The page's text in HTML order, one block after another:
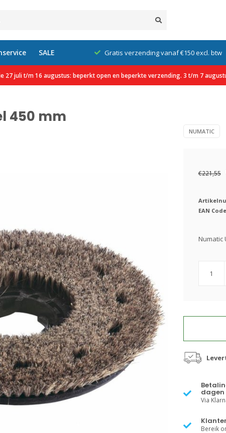
SALE
klanten Gratis verzending vanaf €150 excl. btw
27 juli t/m 16 augustus: beperkt open en beperkte verzending. 3 t/m 7
450 mm
NUMATIC
€221,55
EAN
Numatic
dagen
Via
Bereik